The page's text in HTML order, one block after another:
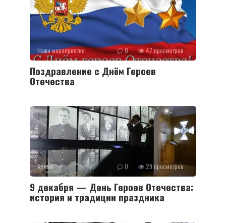
Наши мероприятия 0 47 просмотров
Поздравление с Днём Героев
Отечества
Армия 0 29 просмотров
9 декабря — День Героев Отечества:
история и традиции праздника